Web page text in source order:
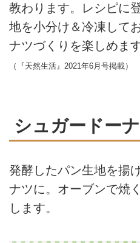
教わります。レシピに
地を小分け＆冷凍して
ナツづくりを楽しめます
（『天然生活』2021年6月号掲載）
シュガードー
発酵したパン生地を揚
ナツに。オーブンで焼
します。